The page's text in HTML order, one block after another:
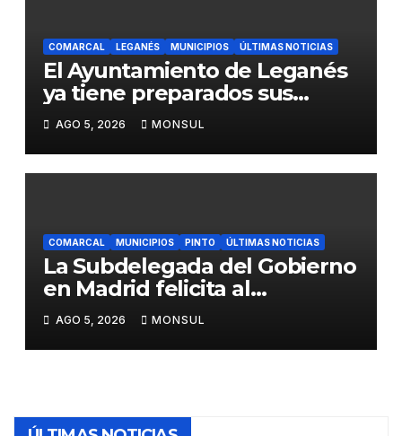
COMARCAL LEGANÉS MUNICIPIOS ÚLTIMAS NOTICIAS
El Ayuntamiento de Leganés
ya tiene preparados sus
dispositivos de seguridad y
de limpieza para las Fiestas
de Butarque
AGO 5, 2026 MONSUL
COMARCAL MUNICIPIOS PINTO ÚLTIMAS NOTICIAS
La Subdelegada del Gobierno
en Madrid felicita al
Ayuntamiento de Pinto por
su dispositivo de seguridad
en las Fiestas Patronales
AGO 5, 2026 MONSUL